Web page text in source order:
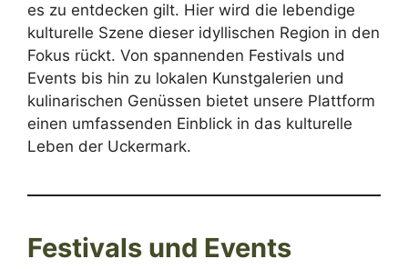
es zu entdecken gilt. Hier wird die lebendige
kulturelle Szene dieser idyllischen Region in den
Fokus rückt. Von spannenden Festivals und
Events bis hin zu lokalen Kunstgalerien und
kulinarischen Genüssen bietet unsere Plattform
einen umfassenden Einblick in das kulturelle
Leben der Uckermark.
Festivals und Events